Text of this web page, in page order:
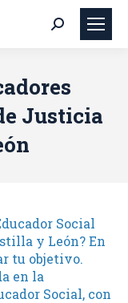
Buscar:
Justicia
Social
y León? En
tu objetivo.
en la
Social, con